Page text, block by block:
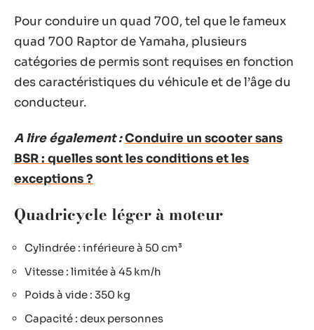
Pour conduire un quad 700, tel que le fameux
quad 700 Raptor de Yamaha, plusieurs
catégories de permis sont requises en fonction
des caractéristiques du véhicule et de l’âge du
conducteur.
A lire également :Conduire un scooter sans
BSR : quelles sont les conditions et les
exceptions ?
Quadricycle léger à moteur
Cylindrée : inférieure à 50 cm³
Vitesse : limitée à 45 km/h
Poids à vide : 350 kg
Capacité : deux personnes